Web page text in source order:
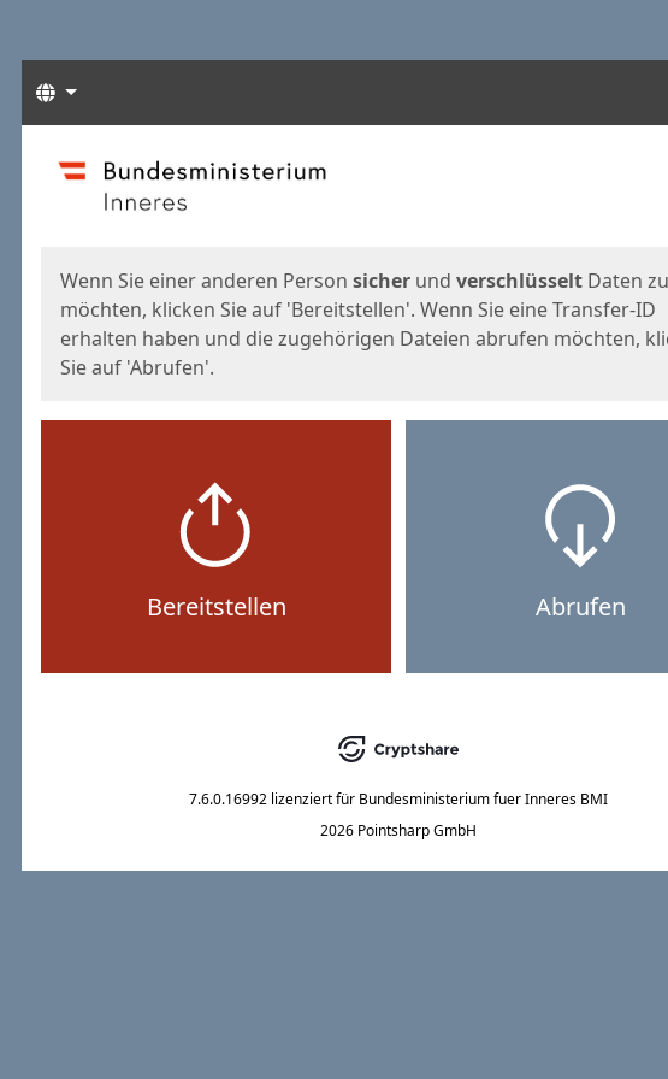
Sprachen
Start
Wenn Sie einer anderen Person sicher und verschlüsselt Daten
möchten, klicken Sie auf 'Bereitstellen'. Wenn Sie eine Transfer-ID
erhalten haben und die zugehörigen Dateien abrufen möchten,
Sie auf 'Abrufen'.
Bereitstellen Abrufen
7.6.0.16992 lizenziert für Bundesministerium fuer Inneres BMI
2026 Pointsharp GmbH